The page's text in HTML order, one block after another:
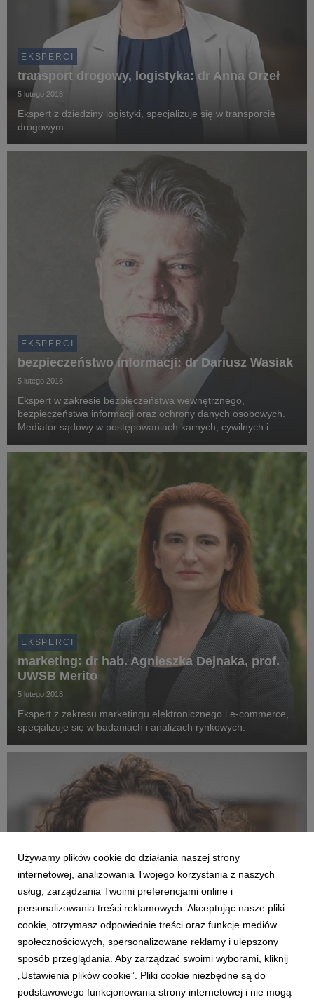
EKSPERCI
transport drogowy, logistyka: dr Anna Orzeł
5 lutego 2018
Ekspert z dziedziny logistyki, specjalizuje się w transporcie
drogowym.
EKSPERCI
bezpieczeństwo informacji: dr Dariusz Wasiak
5 lutego 2018
Ekspert w zakresie bezpieczeństwa wewnętrznego,
bezpieczeństwa informacji oraz ochrony danych osobowych.
Mediator sądowy w postępowaniach karnych, cywilnych i
EKSPERCI
marketing: dr hab. Agnieszka Dejnaka, prof.
UWSB Merito
5 lutego 2018
Ekspert z zakresu marketingu elektronicznego i e-commerce,
specjalizuje się w badaniach i analizach rynkowych.
EKSPERCI
HR, fair trade: dr Katarzyna Kulig-Moskwa
5 lutego 2018
Używamy plików cookie do działania naszej strony
internetowej, analizowania Twojego korzystania z naszych
usług, zarządzania Twoimi preferencjami online i
personalizowania treści reklamowych. Akceptując nasze pliki
cookie, otrzymasz odpowiednie treści oraz funkcje mediów
społecznościowych, spersonalizowane reklamy i ulepszony
sposób przeglądania. Aby zarządzać swoimi wyborami, kliknij
„Ustawienia plików cookie”. Pliki cookie niezbędne są do
podstawowego funkcjonowania strony internetowej i nie mogą